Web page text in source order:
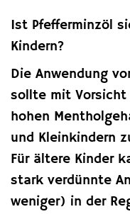
Ist Pfefferminzöl
Kindern?
Die Anwendung
sollte mit Vorsicht
hohen
und Kleinkindern
Für ältere Kinder
stark verdünnte
weniger) in der